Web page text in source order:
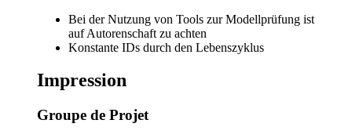
Bei der Nutzung von Tools zur Modellprüfung ist
auf Autorenschaft zu achten
Konstante IDs durch den Lebenszyklus
Impression
Groupe de Projet